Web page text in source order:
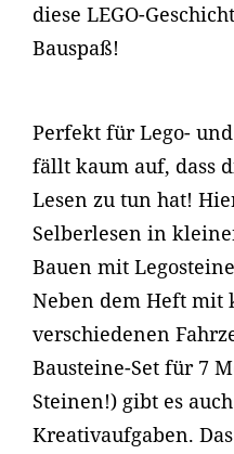
diese LEGO-
Bauspaß!
Perfekt für Lego-
fällt kaum auf, dass
Lesen zu tun hat!
Selberlesen in
Bauen mit
Neben dem Heft mit
verschiedenen
Bausteine-Set für 7
Steinen!) gibt es
Kreativaufgaben.